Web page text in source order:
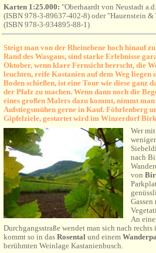
Karten 1:25.000: "Oberhaardt von Neustadt
(ISBN 978-3-89637-402-8) oder "Hauenstein
(ISBN 978-3-934895-88-1)
Steigt man von der Rheinebene hoch hinauf
Rand des Wasgaus, sind starke Erlebnisse
Oktober, wenn klare Fernsicht herrscht, die
leuchten, reife Kastanien auf dem Weg liegen
Boden schießen, ist eine Tour wie diese ganz
der Pfalz zu machen. Wenn dann noch die
eines großen Malers dazu kommt, nimmt
Aufstiegsmühen gerne in Kauf. Föhrlenberg
Gipfelziele, gestartet wird im Winzerdorf
Wer
nach
von
An
Durchgangsstraße wendet man sich nach
kommt so in das Rosental und einem
berühmten Weinlage Kastanienbusch.